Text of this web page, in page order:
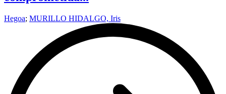
Hegoa; MURILLO HIDALGO, Iris